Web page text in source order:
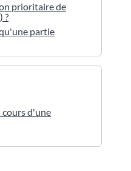
prioritaire de
?
partie
d'une